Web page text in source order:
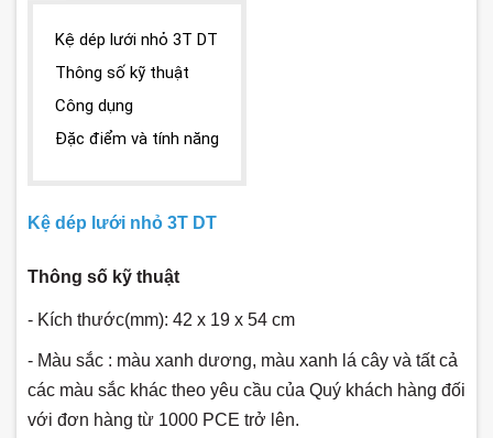
Kệ dép lưới nhỏ 3T DT
Thông số kỹ thuật
Công dụng
Đặc điểm và tính năng
Kệ dép lưới nhỏ 3T DT
Thông số kỹ thuật
- Kích thước(mm): 42 x 19 x 54 cm
- Màu sắc : màu xanh dương, màu xanh lá cây và tất cả
các màu sắc khác theo yêu cầu của Quý khách hàng đối
với đơn hàng từ 1000 PCE trở lên.